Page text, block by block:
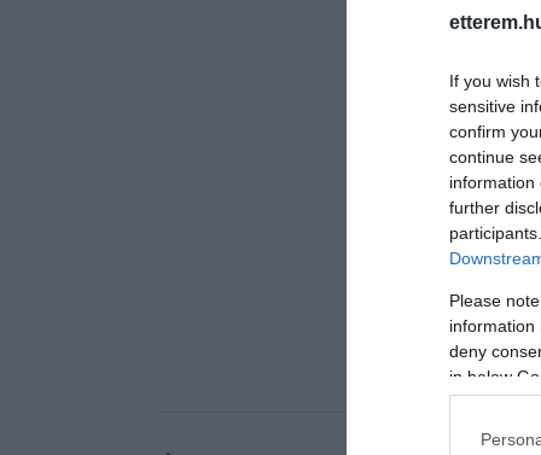
If you wish
sensitive
confirm
continue
information
further
Please
information
deny
in below